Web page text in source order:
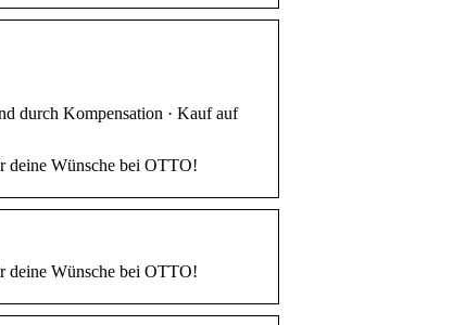
durch Kompensation · Kauf auf
deine Wünsche bei OTTO!
deine Wünsche bei OTTO!